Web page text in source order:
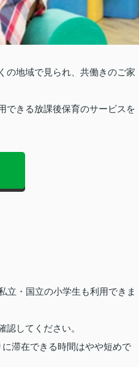
の地域で見られ、共働きのご家
できる放課後保育のサービスを
立・国立の小学生も利用できま
してください。
滞在できる時間はやや短めで